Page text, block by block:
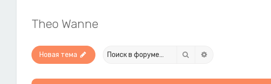
Theo Wanne
Новая тема Поиск